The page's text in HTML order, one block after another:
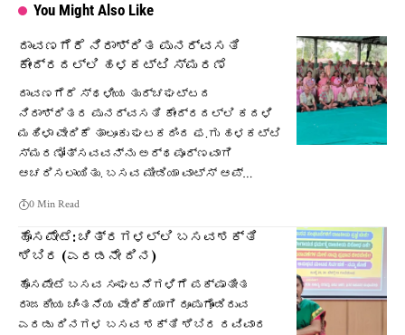
You Might Also Like
ದಾವಣಗೆರೆ ನಿರಾಶ್ರಿತ ಪುನರ್ವಸತಿ
ಕೇಂದ್ರದಲ್ಲಿ ಹಳಕಟ್ಟಿ ಸ್ಮರಣೆ
ದಾವಣಗೆರೆ ಸ್ಥಳೀಯ ತುರ್ಚಘಟ್ಟದ
ನಿರಾಶ್ರಿತರ ಪುನರ್ವಸತಿ ಕೇಂದ್ರದಲ್ಲಿ ಕದಳಿ
ಮಹಿಳಾ ವೇದಿಕೆ ತಾಲೂಕು ಘಟಕದಿಂದ ಫ.ಗು ಹಳಕಟ್ಟಿ
ಸ್ಮರಣೋತ್ಸವವನ್ನು ಅರ್ಥಪೂರ್ಣವಾಗಿ
ಆಚರಿಸಲಾಯಿತು. ಬಸವ ಮೀಡಿಯಾ ವಾಟ್ಸ್ ಆಪ್…
0 Min Read
ಹೊಸಪೇಟೆ: ಚಿತ್ರಗಳಲ್ಲಿ ಬಸವಶಕ್ತಿ
ಶಿಬಿರ (ಎರಡನೇ ದಿನ)
ಹೊಸಪೇಟೆ ಬಸವ ಸಂಘಟನೆಗಳಿಗೆ ಪಕ್ಷಾತೀತ
ರಾಜಕೀಯ ಚಿಂತನೆಯ ವೇದಿಕೆಯಾಗಿ ರೂಪುಗೊಂಡಿರುವ
ಎರಡು ದಿನಗಳ ಬಸವ ಶಕ್ತಿ ಶಿಬಿರ ರವಿವಾರ